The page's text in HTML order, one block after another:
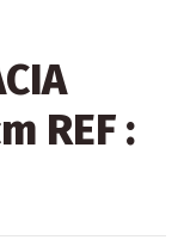
REF :